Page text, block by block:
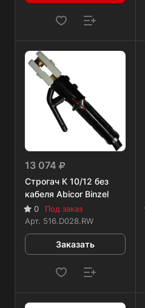
13 074
Строгач К 10/12 без
кабеля Abicor Binzel
0
Под заказ
Арт. 516.D028.RW
Заказать